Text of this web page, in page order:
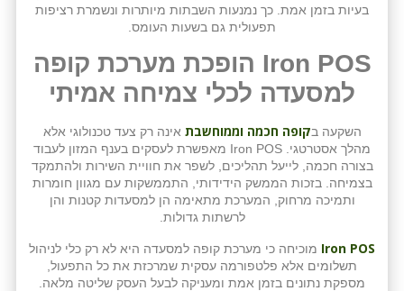
בעיות בזמן אמת. כך נמנעות השבתות מיותרות ונשמרת רציפות
תפעולית גם בשעות העומס.
Iron POS הופכת מערכת קופה
למסעדה לכלי צמיחה אמיתי
השקעה בקופה חכמה וממוחשבת אינה רק צעד טכנולוגי אלא
מהלך אסטרטגי. Iron POS מאפשרת לעסקים בענף המזון לעבוד
בצורה חכמה, לייעל תהליכים, לשפר את חוויית השירות ולהתמקד
בצמיחה. בזכות הממשק הידידותי, התממשקות עם מגוון חומרות
ותמיכה מרחוק, המערכת מתאימה הן למסעדות קטנות והן
לרשתות גדולות.
Iron POS מוכיחה כי מערכת קופה למסעדה היא לא רק כלי לניהול
תשלומים אלא פלטפורמה עסקית שמרכזת את כל התפעול,
מספקת נתונים בזמן אמת ומעניקה לבעל העסק שליטה מלאה.